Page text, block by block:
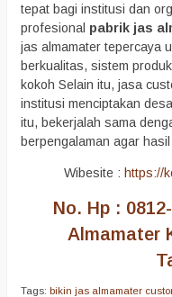
tepat bagi institusi dan
profesional pabrik jas
jas almamater tepercaya
berkualitas, sistem
kokoh Selain itu, jasa
institusi menciptakan
itu, bekerjalah sama
berpengalaman agar
Wibesite : https://
No. Hp :
Almamater
Tags: bikin jas almamater